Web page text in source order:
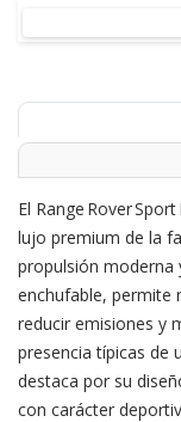
El Range Rover
lujo premium de la
propulsión moderna
enchufable, permite
reducir emisiones y
presencia típicas de
destaca por su
con carácter